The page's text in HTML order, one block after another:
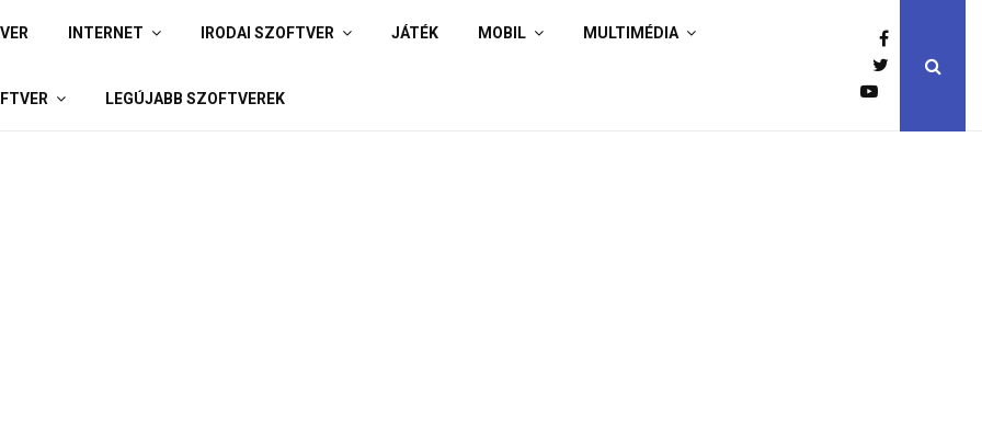
INTERNET IRODAI SZOFTVER JÁTÉK MOBIL MULTIMÉDIA
LEGÚJABB SZOFTVEREK